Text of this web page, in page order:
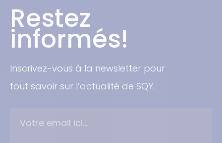
Restez
informés!
Inscrivez-vous à la newsletter pour
tout savoir sur l’actualité de SQY.